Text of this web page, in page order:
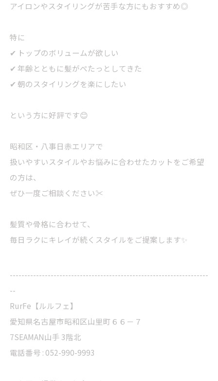
アイロンやスタイリングが苦手な方にもおすすめ◎
特に
✔ トップのボリュームが欲しい
✔ 年齢とともに髪がぺたっとしてきた
✔ 朝のスタイリングを楽にしたい
という方に好評です😊
昭和区・八事日赤エリアで
扱いやすいスタイルやお悩みに合わせたカットをご希望
の方は、
ぜひ一度ご相談ください✂️
髪質や骨格に合わせて、
毎日ラクにキレイが続くスタイルをご提案します✨
--------------------------------------------------------------------
--
RurFe【ルルフェ】
愛知県名古屋市昭和区山里町６６－７
7SEAMAN山手 3階北
電話番号 : 052-990-9993